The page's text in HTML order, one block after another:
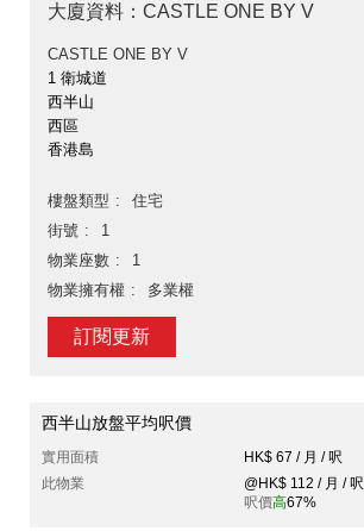
大廈資料：CASTLE ONE BY V
CASTLE ONE BY V
1 衛城道
西半山
西區
香港島
樓盤類型
住宅
街號
1
物業座數
1
物業擁有權
多業權
訂閱更新
西半山放盤平均呎價
實用面積
HK$ 67 / 月 / 呎
此物業
@HK$ 112 / 月 / 呎
呎價高67%